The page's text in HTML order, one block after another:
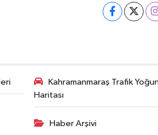
Kahramanmaraş Trafik
Haritası
Haber Arşivi